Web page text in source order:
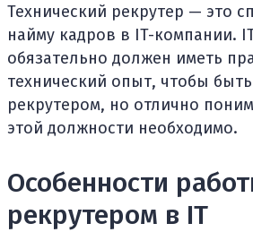
Технический рекрутер — это
найму кадров в IT-компании.
обязательно должен иметь
технический опыт, чтобы
рекрутером, но отлично
этой должности необходимо.
Особенности
рекрутером в IT